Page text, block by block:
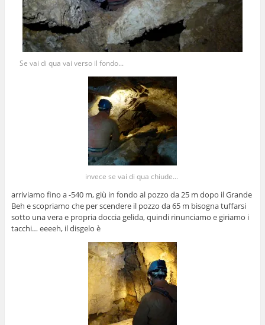
Se vai di qua vai verso il fondo...
invece se vai di qua chiude...
arriviamo fino a -540 m, giù in fondo al pozzo da 25 m dopo il Grande
Beh e scopriamo che per scendere il pozzo da 65 m bisogna tuffarsi
sotto una vera e propria doccia gelida, quindi rinunciamo e giriamo i
tacchi… eeeeh, il disgelo è